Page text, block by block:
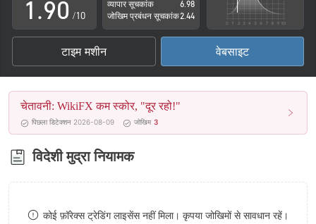
1
2
3
4
5
6
7
8
.90
1
2
3
4
5
6
7
/10
व्यापार सूचकांक
6.98
जोखिम प्रबंधन सूचकांक2.44
टाइम मशीन वेबसाइट
चेतावनी: WikiFX कम स्कोर, "दूर रहो!"
पिछला डिटेक्शन 2026-08-09 जोखिम 3
विदेशी मुद्रा नियामक
कोई फ़ॉरेक्स ट्रेडिंग लाइसेंस नहीं मिला। कृपया जोखिमों से सावधान रहें।